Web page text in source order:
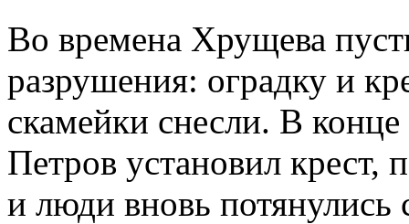
Во времена Хрущева
разрушения: оградку и
скамейки снесли. В
Петров установил крест,
и люди вновь потянулись